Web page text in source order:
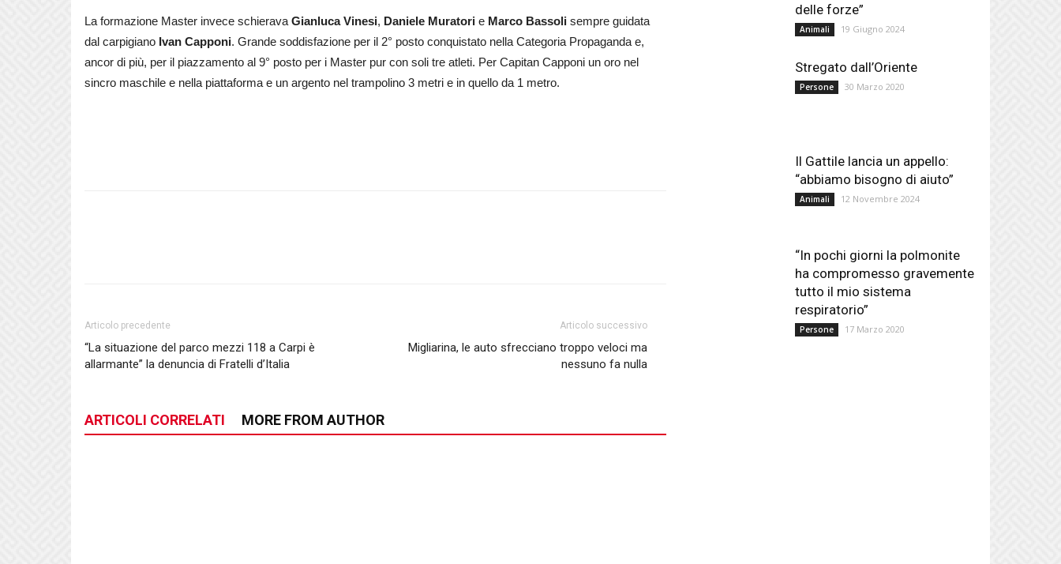
La formazione Master invece schieravaGianluca Vinesi, Daniele Muratorie Marco Bassolisempre guidata
dal carpigiano Ivan Capponi. Grande soddisfazione per il 2° posto conquistato nella Categoria Propaganda e,
ancor di più, per il piazzamento al 9° posto per i Master pur con soli tre atleti. Per Capitan Capponi un oro nel
sincro maschile e nella piattaforma e un argento nel trampolino 3 metri e in quello da 1 metro.
Articolo precedente
“La situazione del parco mezzi 118 a Carpi è
allarmante” la denuncia di Fratelli d’Italia
Articolo successivo
Migliarina, le auto sfrecciano troppo veloci ma
nessuno fa nulla
ARTICOLI CORRELATI MORE FROM AUTHOR
delle forze”
Animali 19 Giugno 2024
Stregato dall’Oriente
Persone 30 Marzo 2020
Il Gattile lancia un appello:
“abbiamo bisogno di aiuto”
Animali 12 Novembre 2024
“In pochi giorni la polmonite
ha compromesso gravemente
tutto il mio sistema
respiratorio”
Persone 17 Marzo 2020